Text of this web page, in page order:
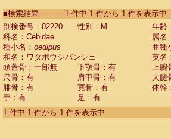
CebidaeSaguinus labiatus(0)
Cebidae Saguinus leucopus (0)
Cebidae
Cebidae
CebidaeSaguinus nigricollis (0)
Cebidae Saguinus oedipus
Cebidae Saguinus weddelli
Cebidae Saguinusspp.
Cebidae Aotus trivirgatus
Cebidae Cebus albifrons
■検索結果-----------1 件中 1 件から 1 件を表示中
剖検番号：02220
性別：M
年齢
科名：Cebidae
属名
種小名： oedipus
亜種
和名：ワタボウシパンシェ
英名
頭蓋骨：一部無
下顎骨：有 上腕
尺骨：有
肩甲骨：有 大腿
腓骨：有
寛骨：有
体幹
手：有
足：有
1 件中 1 件から 1 件を表示中